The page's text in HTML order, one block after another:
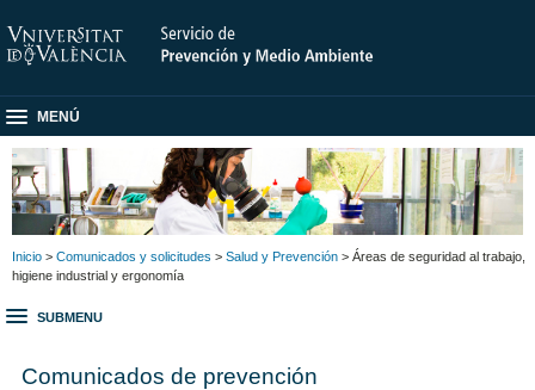
MENÚ
Inicio > Comunicados y solicitudes > Salud y Prevención > Áreas de seguridad al trabajo,
higiene industrial y ergonomía
SUBMENU
Comunicados de prevención